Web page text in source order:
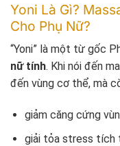
Yoni Là Gì?
Cho Phụ Nữ?
“Yoni” là một từ gốc
nữ tính. Khi nói đến
đến vùng cơ thể, mà
giảm căng cứng
giải tỏa stress tích